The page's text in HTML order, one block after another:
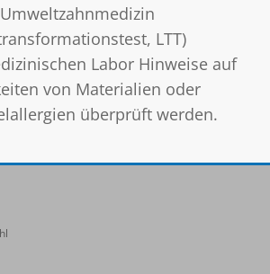
LTT)
Labor Hinweise auf
von Materialien oder
überprüft werden.